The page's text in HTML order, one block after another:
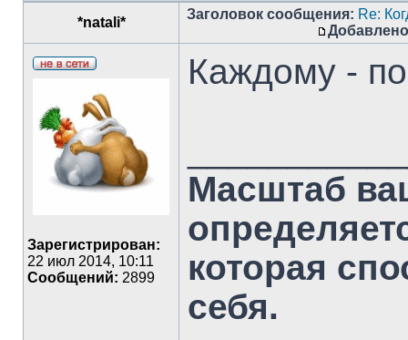
*natali*
Заголовок сообщения: Re:
Зарегистрирован:
22 июл 2014, 10:11
Сообщений: 2899
Каждому -
Масштаб
которая
себя.